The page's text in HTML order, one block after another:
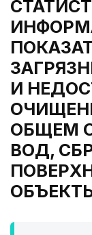
И
ОБЩЕМ
ВОД,